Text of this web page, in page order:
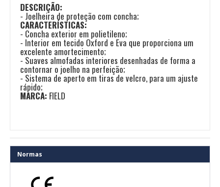
DESCRIÇÃO:
- Joelheira de proteção com concha;
CARACTERÍSTICAS:
- Concha exterior em polietileno;
- Interior em tecido Oxford e Eva que proporciona um
excelente amortecimento;
- Suaves almofadas interiores desenhadas de forma a
contornar o joelho na perfeição;
- Sistema de aperto em tiras de velcro, para um ajuste
rápido;
MARCA: FIELD
Normas